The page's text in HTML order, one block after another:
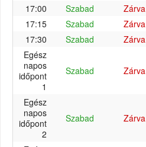
17:00
Szabad Zárva
17:15
Szabad Zárva
17:30
Szabad Zárva
Egész
napos
időpont
1
Szabad Zárva
Egész
napos
időpont
2
Szabad Zárva